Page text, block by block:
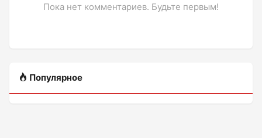
Пока нет комментариев. Будьте первым!
Популярное